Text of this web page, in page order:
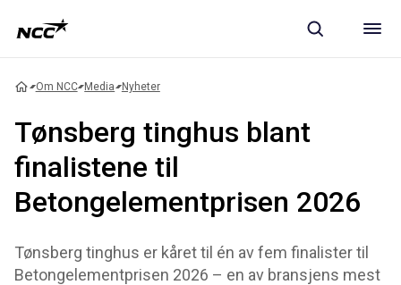
Om NCC Media Nyheter
Tønsberg tinghus blant
finalistene til
Betongelementprisen 2026
Tønsberg tinghus er kåret til én av fem finalister til
Betongelementprisen 2026 – en av bransjens mest